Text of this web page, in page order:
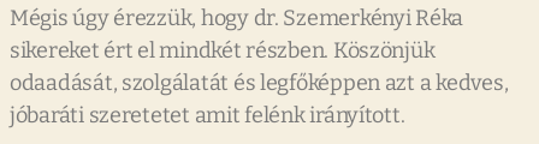
Mégis úgy érezzük, hogy dr. Szemerkényi Réka
sikereket ért el mindkét részben. Köszönjük
odaadását, szolgálatát és legfőképpen azt a kedves,
jóbaráti szeretetet amit felénk irányított.